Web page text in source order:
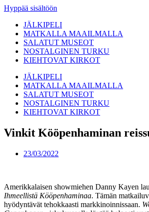
Hyppää sisältöön
JÄLKIPELI
MATKALLA MAAILMALLA
SALATUT MUSEOT
NOSTALGINEN TURKU
KIEHTOVAT KIRKOT
JÄLKIPELI
MATKALLA MAAILMALLA
SALATUT MUSEOT
NOSTALGINEN TURKU
KIEHTOVAT KIRKOT
Vinkit Kööpenhaminan
23/03/2022
Amerikkalaisen showmiehen Danny Kayen
Ihmeellistä Kööpenhaminaa. Tämän
hyödyntävät tehokkaasti markkinoinnissaan.